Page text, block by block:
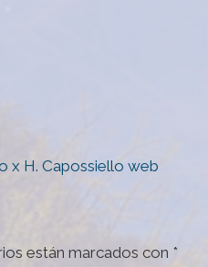
x H. Capossiello web
están marcados con *